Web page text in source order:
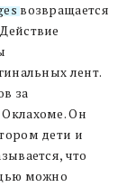
возвращается
лент.
за
Он
дети и
что
можно